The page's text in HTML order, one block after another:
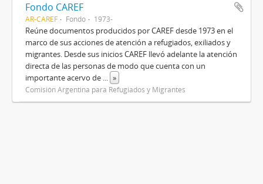
Fondo CAREF
AR-CAREF Fondo 1973-
Reúne documentos producidos por CAREF desde 1973 en el
marco de sus acciones de atención a refugiados, exiliados y
migrantes. Desde sus inicios CAREF llevó adelante la atención
directa de las personas de modo que cuenta con un
importante acervo de ... »
Comisión Argentina para Refugiados y Migrantes